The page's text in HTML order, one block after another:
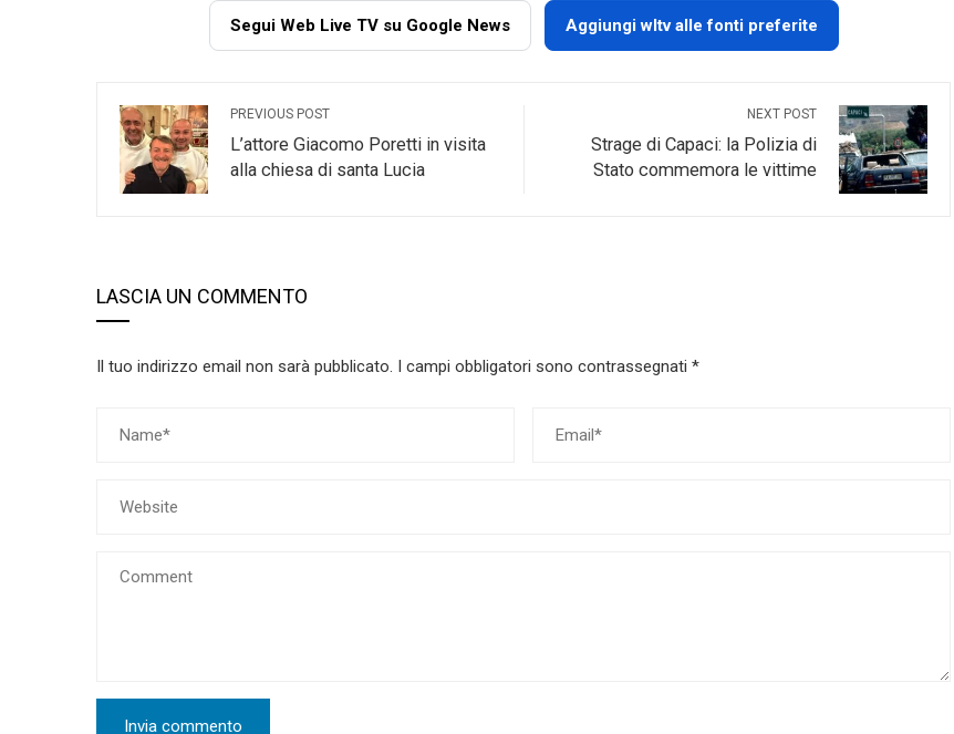
Segui Web Live TV su Google News Aggiungi wltv alle fonti preferite
PREVIOUS POST
L’attore Giacomo Poretti in visita
alla chiesa di santa Lucia
NEXT POST
Strage di Capaci: la Polizia di
Stato commemora le vittime
LASCIA UN COMMENTO
Il tuo indirizzo email non sarà pubblicato. I campi obbligatori sono contrassegnati *